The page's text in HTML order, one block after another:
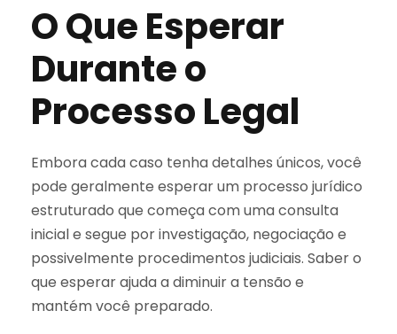
O Que Esperar
Durante o
Processo Legal
Embora cada caso tenha detalhes únicos, você
pode geralmente esperar um processo jurídico
estruturado que começa com uma consulta
inicial e segue por investigação, negociação e
possivelmente procedimentos judiciais. Saber o
que esperar ajuda a diminuir a tensão e
mantém você preparado.